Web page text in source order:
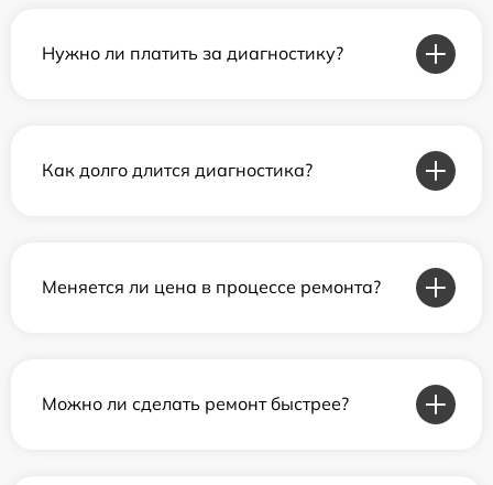
Нужно ли платить за диагностику?
Как долго длится диагностика?
Меняется ли цена в процессе ремонта?
Можно ли сделать ремонт быстрее?